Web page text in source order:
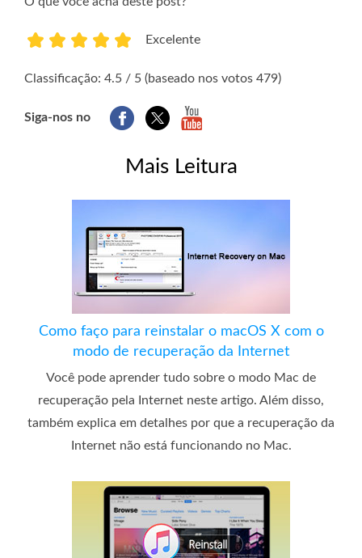
Excelente
Classificação: 4.5 / 5 (baseado nos votos 479)
Siga-nos no
Mais Leitura
Como faço para reinstalar o macOS X com o
modo de recuperação da Internet
Você pode aprender tudo sobre o modo Mac de
recuperação pela Internet neste artigo. Além disso,
também explica em detalhes por que a recuperação da
Internet não está funcionando no Mac.